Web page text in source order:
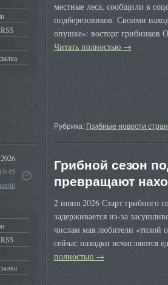
местные леса, сообщили в
подберезовиков. Своими
опушке»: восторг грибников
Читать полностью →
Рубрика: Грибные новости
19:45
Грибной сезон
превращают
2 июня 2026 Старт грибного
задерживается из-за
числам мая любители «тихой
сейчас находки исчисляются
полностью →